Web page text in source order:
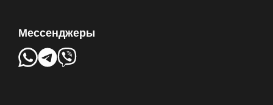
Мессенджеры